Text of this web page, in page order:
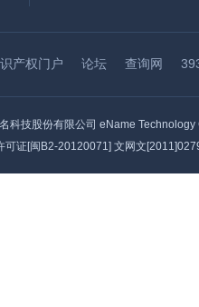
产权门户 论坛 查询网
科技股份有限公司 eName Technology
可证[闽B2-20120071] 文网文